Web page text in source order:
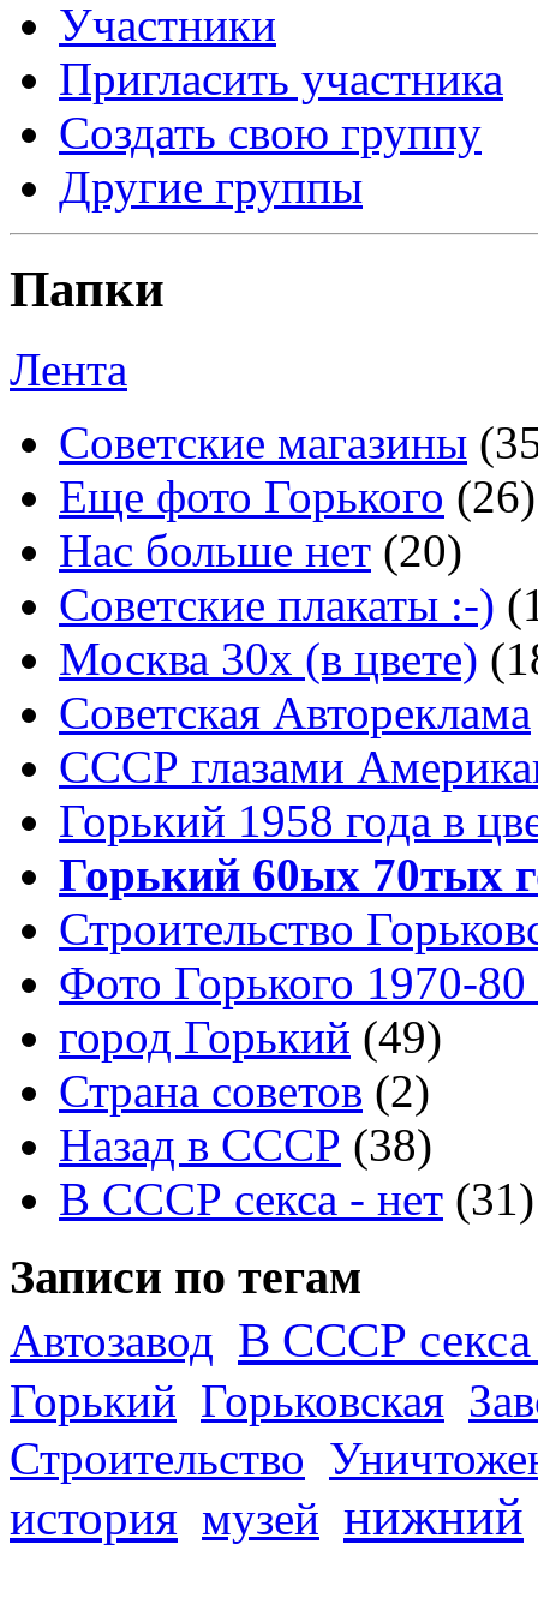
Участники
Пригласить участника
Создать свою группу
Другие группы
Папки
Лента
Советские магазины
Еще фото Горького (26)
Нас больше нет (20)
Советские плакаты :-)
Москва 30x (в цвете)
Советская Автореклама
СССР глазами
Горький 1958 года в
Горький 60ых 70тых
Строительство
Фото Горького 1970-80
город Горький (49)
Страна советов (2)
Назад в СССР (38)
В СССР секса - нет (31)
Записи по тегам
Автозавод В СССР секса
Горький Горьковская
Строительство
история музей нижний